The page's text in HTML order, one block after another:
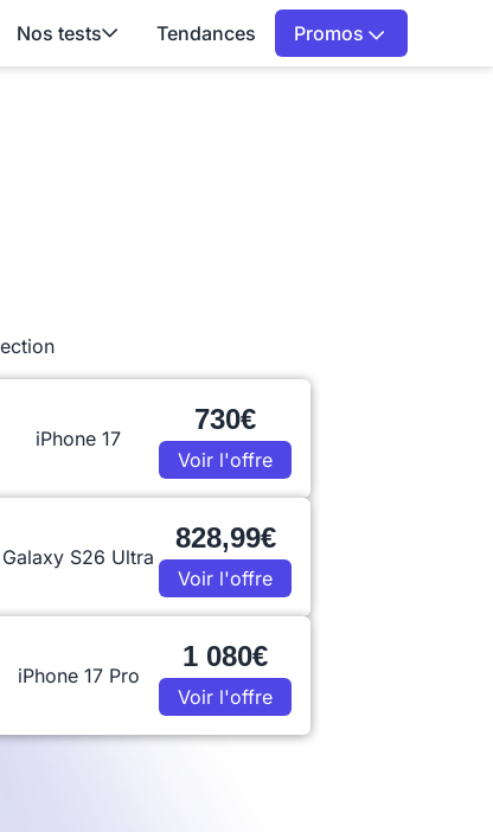
Nos tests Tendances Promos
iPhone 17
730€
Voir l'offre
Galaxy S26 Ultra
828,99€
Voir l'offre
iPhone 17 Pro
1 080€
Voir l'offre